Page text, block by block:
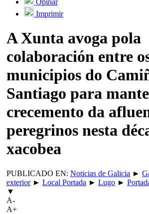
Opinar
Imprimir
A Xunta avoga pola
colaboración entre
municipios do
Santiago para
crecemento da
peregrinos nesta
xacobea
PUBLICADO EN: Noticias de Galicia ►
exterior► Local Portada ► Lugo ►
▼
A-
A+